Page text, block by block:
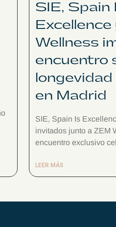
SIE, Spain
Excellence
Wellness
encuentro
en Madrid
SIE, Spain Is
invitados junto a ZEM
encuentro exclusivo
LEER MÁS